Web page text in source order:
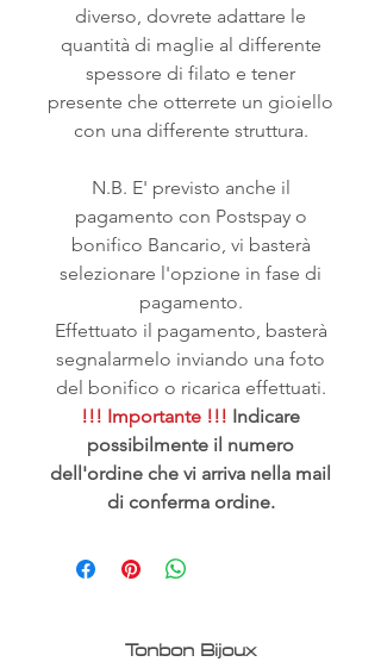
diverso, dovrete adattare le
quantità di maglie al differente
spessore di filato e tener
presente che otterrete un gioiello
con una differente struttura.
N.B. E' previsto anche il
pagamento con Postspay o
bonifico Bancario, vi basterà
selezionare l'opzione in fase di
pagamento.
Effettuato il pagamento, basterà
segnalarmelo inviando una foto
del bonifico o ricarica effettuati.
!!! Importante !!! Indicare
possibilmente il numero
dell'ordine che vi arriva nella mail
di conferma ordine.
Tonbon Bijoux